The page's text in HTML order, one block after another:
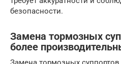
безопасности.
Замена тормозных
более